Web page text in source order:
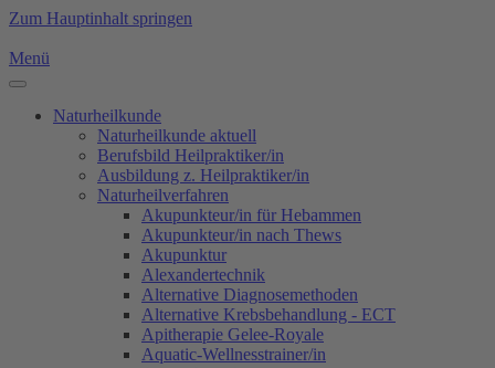
Zum Hauptinhalt springen
Menü
Naturheilkunde
Naturheilkunde aktuell
Berufsbild Heilpraktiker/in
Ausbildung z. Heilpraktiker/in
Naturheilverfahren
Akupunkteur/in für Hebammen
Akupunkteur/in nach Thews
Akupunktur
Alexandertechnik
Alternative Diagnosemethoden
Alternative Krebsbehandlung - ECT
Apitherapie Gelee-Royale
Aquatic-Wellnesstrainer/in